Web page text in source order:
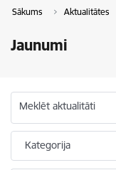
Sākums Aktualitātes
Jaunumi
Meklēt aktualitāti
Kategorija